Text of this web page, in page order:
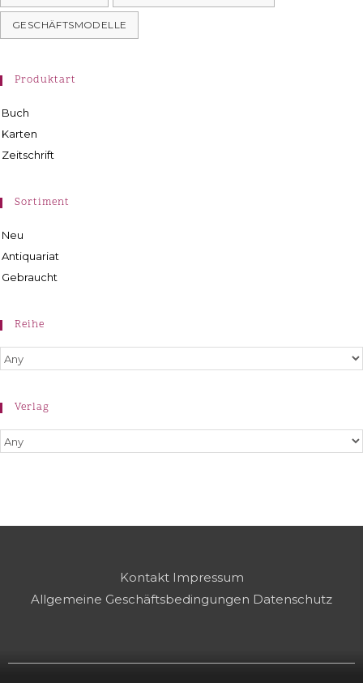
GESCHÄFTSMODELLE
Produktart
Buch
Karten
Zeitschrift
Sortiment
Neu
Antiquariat
Gebraucht
Reihe
Verlag
Kontakt Impressum
Allgemeine Geschäftsbedingungen Datenschutz